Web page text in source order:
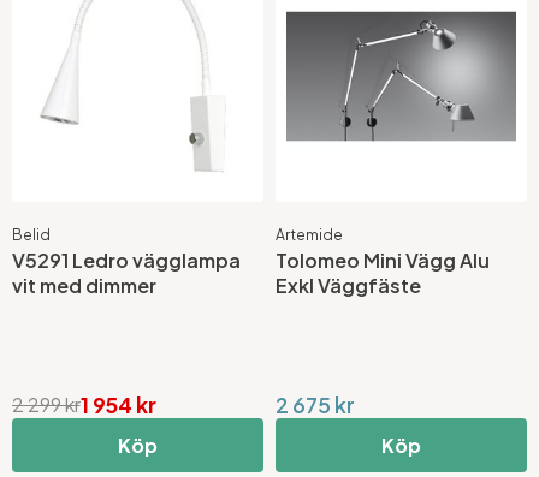
Belid
V5291 Ledro vägglampa
vit med dimmer
1 954 kr
2 299 kr
Köp
Artemide
Tolomeo Mini Vägg Alu
Exkl Väggfäste
2 675 kr
Köp